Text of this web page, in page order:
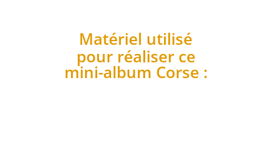
Matériel utilisé
pour réaliser ce
mini-album Corse :